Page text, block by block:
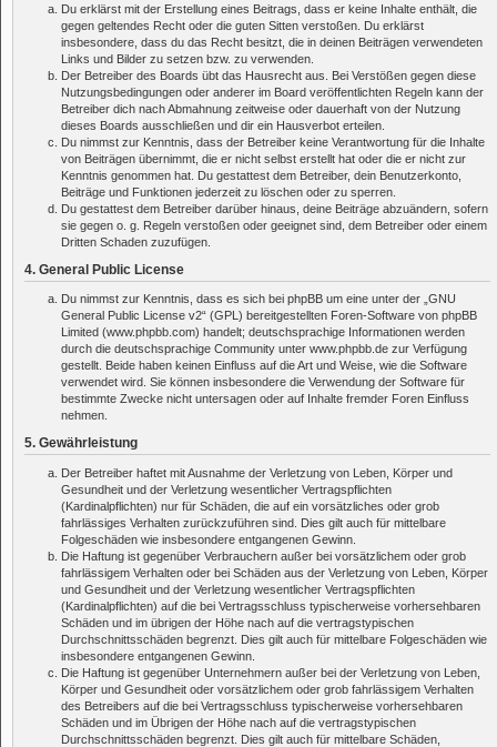
Du erklärst mit der Erstellung eines Beitrags, dass er keine Inhalte enthält, die
gegen geltendes Recht oder die guten Sitten verstoßen. Du erklärst
insbesondere, dass du das Recht besitzt, die in deinen Beiträgen verwendeten
Links und Bilder zu setzen bzw. zu verwenden.
Der Betreiber des Boards übt das Hausrecht aus. Bei Verstößen gegen diese
Nutzungsbedingungen oder anderer im Board veröffentlichten Regeln kann der
Betreiber dich nach Abmahnung zeitweise oder dauerhaft von der Nutzung
dieses Boards ausschließen und dir ein Hausverbot erteilen.
Du nimmst zur Kenntnis, dass der Betreiber keine Verantwortung für die Inhalte
von Beiträgen übernimmt, die er nicht selbst erstellt hat oder die er nicht zur
Kenntnis genommen hat. Du gestattest dem Betreiber, dein Benutzerkonto,
Beiträge und Funktionen jederzeit zu löschen oder zu sperren.
Du gestattest dem Betreiber darüber hinaus, deine Beiträge abzuändern, sofern
sie gegen o. g. Regeln verstoßen oder geeignet sind, dem Betreiber oder einem
Dritten Schaden zuzufügen.
4. General Public License
Du nimmst zur Kenntnis, dass es sich bei phpBB um eine unter der „ GNU
General Public License v2“ (GPL) bereitgestellten Foren-Software von phpBB
Limited (www.phpbb.com) handelt; deutschsprachige Informationen werden
durch die deutschsprachige Community unter www.phpbb.de zur Verfügung
gestellt. Beide haben keinen Einfluss auf die Art und Weise, wie die Software
verwendet wird. Sie können insbesondere die Verwendung der Software für
bestimmte Zwecke nicht untersagen oder auf Inhalte fremder Foren Einfluss
nehmen.
5. Gewährleistung
Der Betreiber haftet mit Ausnahme der Verletzung von Leben, Körper und
Gesundheit und der Verletzung wesentlicher Vertragspflichten
(Kardinalpflichten) nur für Schäden, die auf ein vorsätzliches oder grob
fahrlässiges Verhalten zurückzuführen sind. Dies gilt auch für mittelbare
Folgeschäden wie insbesondere entgangenen Gewinn.
Die Haftung ist gegenüber Verbrauchern außer bei vorsätzlichem oder grob
fahrlässigem Verhalten oder bei Schäden aus der Verletzung von Leben, Körper
und Gesundheit und der Verletzung wesentlicher Vertragspflichten
(Kardinalpflichten) auf die bei Vertragsschluss typischerweise vorhersehbaren
Schäden und im übrigen der Höhe nach auf die vertragstypischen
Durchschnittsschäden begrenzt. Dies gilt auch für mittelbare Folgeschäden wie
insbesondere entgangenen Gewinn.
Die Haftung ist gegenüber Unternehmern außer bei der Verletzung von Leben,
Körper und Gesundheit oder vorsätzlichem oder grob fahrlässigem Verhalten
des Betreibers auf die bei Vertragsschluss typischerweise vorhersehbaren
Schäden und im Übrigen der Höhe nach auf die vertragstypischen
Durchschnittsschäden begrenzt. Dies gilt auch für mittelbare Schäden,